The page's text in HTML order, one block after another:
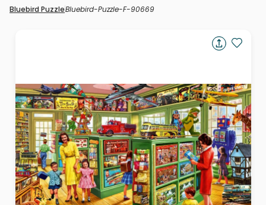
Bluebird PuzzleBluebird-Puzzle-F-90669